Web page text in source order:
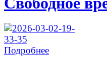
Подробнее